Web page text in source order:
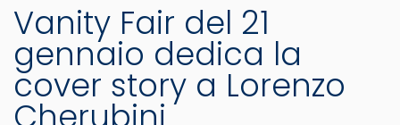
Vanity Fair del 21
gennaio dedica la
cover story a Lorenzo